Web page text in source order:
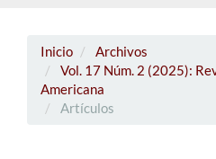
Inicio
Archivos
Vol. 17 Núm. 2 (2025):
Americana
Artículos